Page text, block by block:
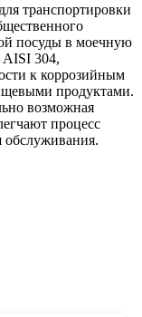
транспортировки
посуды в моечную
304,
к коррозийным
продуктами.
возможная
процесс
обслуживания.